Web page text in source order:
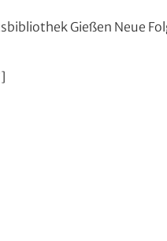
Gießen Neue